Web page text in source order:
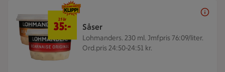
Såser
Lohmanders. 230 ml. Jmfpris 76:09/liter.
Ord.pris 24:50-24:51 kr.
2 för 35 kr
2 för
35:-